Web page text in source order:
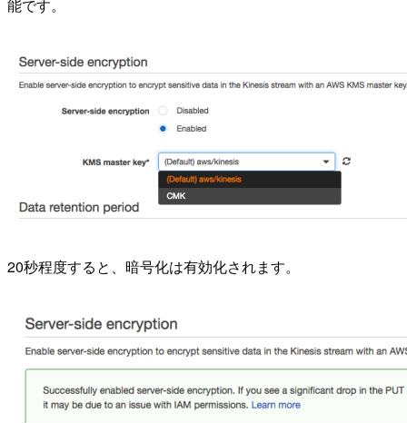
能です。
20秒程度すると、暗号化は有効化されます。